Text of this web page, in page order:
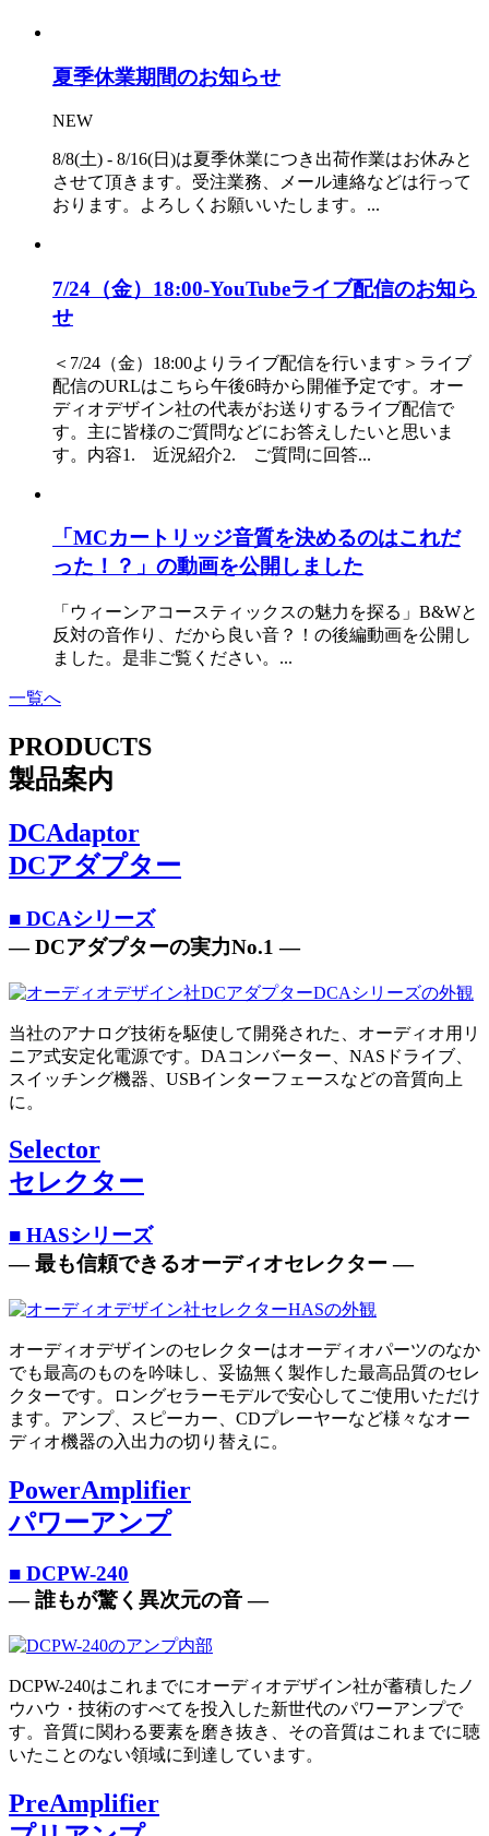
夏季休業期間のお知らせ
NEW
8/8(土) - 8/16(日)は夏季休業につき出荷作業はお休みと
させて頂きます。受注業務、メール連絡などは行って
おります。よろしくお願いいたします。...
7/24（金）18:00-YouTubeライブ配信のお知ら
せ
＜7/24（金）18:00よりライブ配信を行います＞ライブ
配信のURLはこちら午後6時から開催予定です。オー
ディオデザイン社の代表がお送りするライブ配信で
す。主に皆様のご質問などにお答えしたいと思いま
す。内容1. 近況紹介2. ご質問に回答...
「MCカートリッジ音質を決めるのはこれだ
った！？」の動画を公開しました
「ウィーンアコースティックスの魅力を探る」B&Wと
反対の音作り、だから良い音？！の後編動画を公開し
ました。是非ご覧ください。...
一覧へ
PRODUCTS
製品案内
DCAdaptor
DCアダプター
■ DCAシリーズ
― DCアダプターの実力No.1 ―
当社のアナログ技術を駆使して開発された、オーディオ用リ
ニア式安定化電源です。DAコンバーター、NASドライブ、
スイッチング機器、USBインターフェースなどの音質向上
に。
Selector
セレクター
■ HASシリーズ
― 最も信頼できるオーディオセレクター ―
オーディオデザインのセレクターはオーディオパーツのなか
でも最高のものを吟味し、妥協無く製作した最高品質のセレ
クターです。ロングセラーモデルで安心してご使用いただけ
ます。アンプ、スピーカー、CDプレーヤーなど様々なオー
ディオ機器の入出力の切り替えに。
PowerAmplifier
パワーアンプ
■ DCPW-240
― 誰もが驚く異次元の音 ―
DCPW-240はこれまでにオーディオデザイン社が蓄積したノ
ウハウ・技術のすべてを投入した新世代のパワーアンプで
す。音質に関わる要素を磨き抜き、その音質はこれまでに聴
いたことのない領域に到達しています。
PreAmplifier